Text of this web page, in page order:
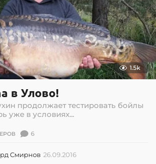
0
1
7
1.5k
в Улово!
продолжает тестировать бойлы
уже в условиях...
6
Смирнов 26.09.2016